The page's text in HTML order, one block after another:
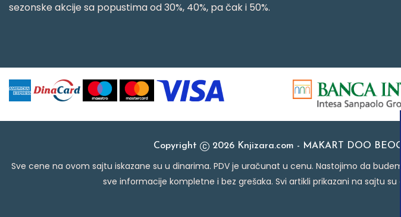
sezonske akcije sa popustima od 30%, 40%, pa čak i 50%.
Copyright 2026 Knjizara.com - MAKART DOO
Sve cene na ovom sajtu iskazane su u dinarima. PDV je uračunat u cenu. Nastojimo da
sve informacije kompletne i bez grešaka. Svi artikli prikazani na sajtu